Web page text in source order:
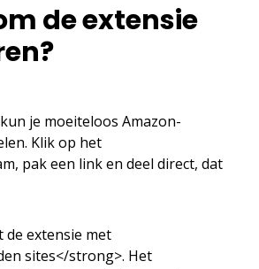
de extensie
je moeiteloos Amazon-
Klik op het
pak een link en deel direct, dat
de extensie met
sites</strong>. Het